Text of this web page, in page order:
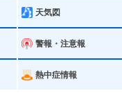
天気図
警報・注意報
熱中症情報